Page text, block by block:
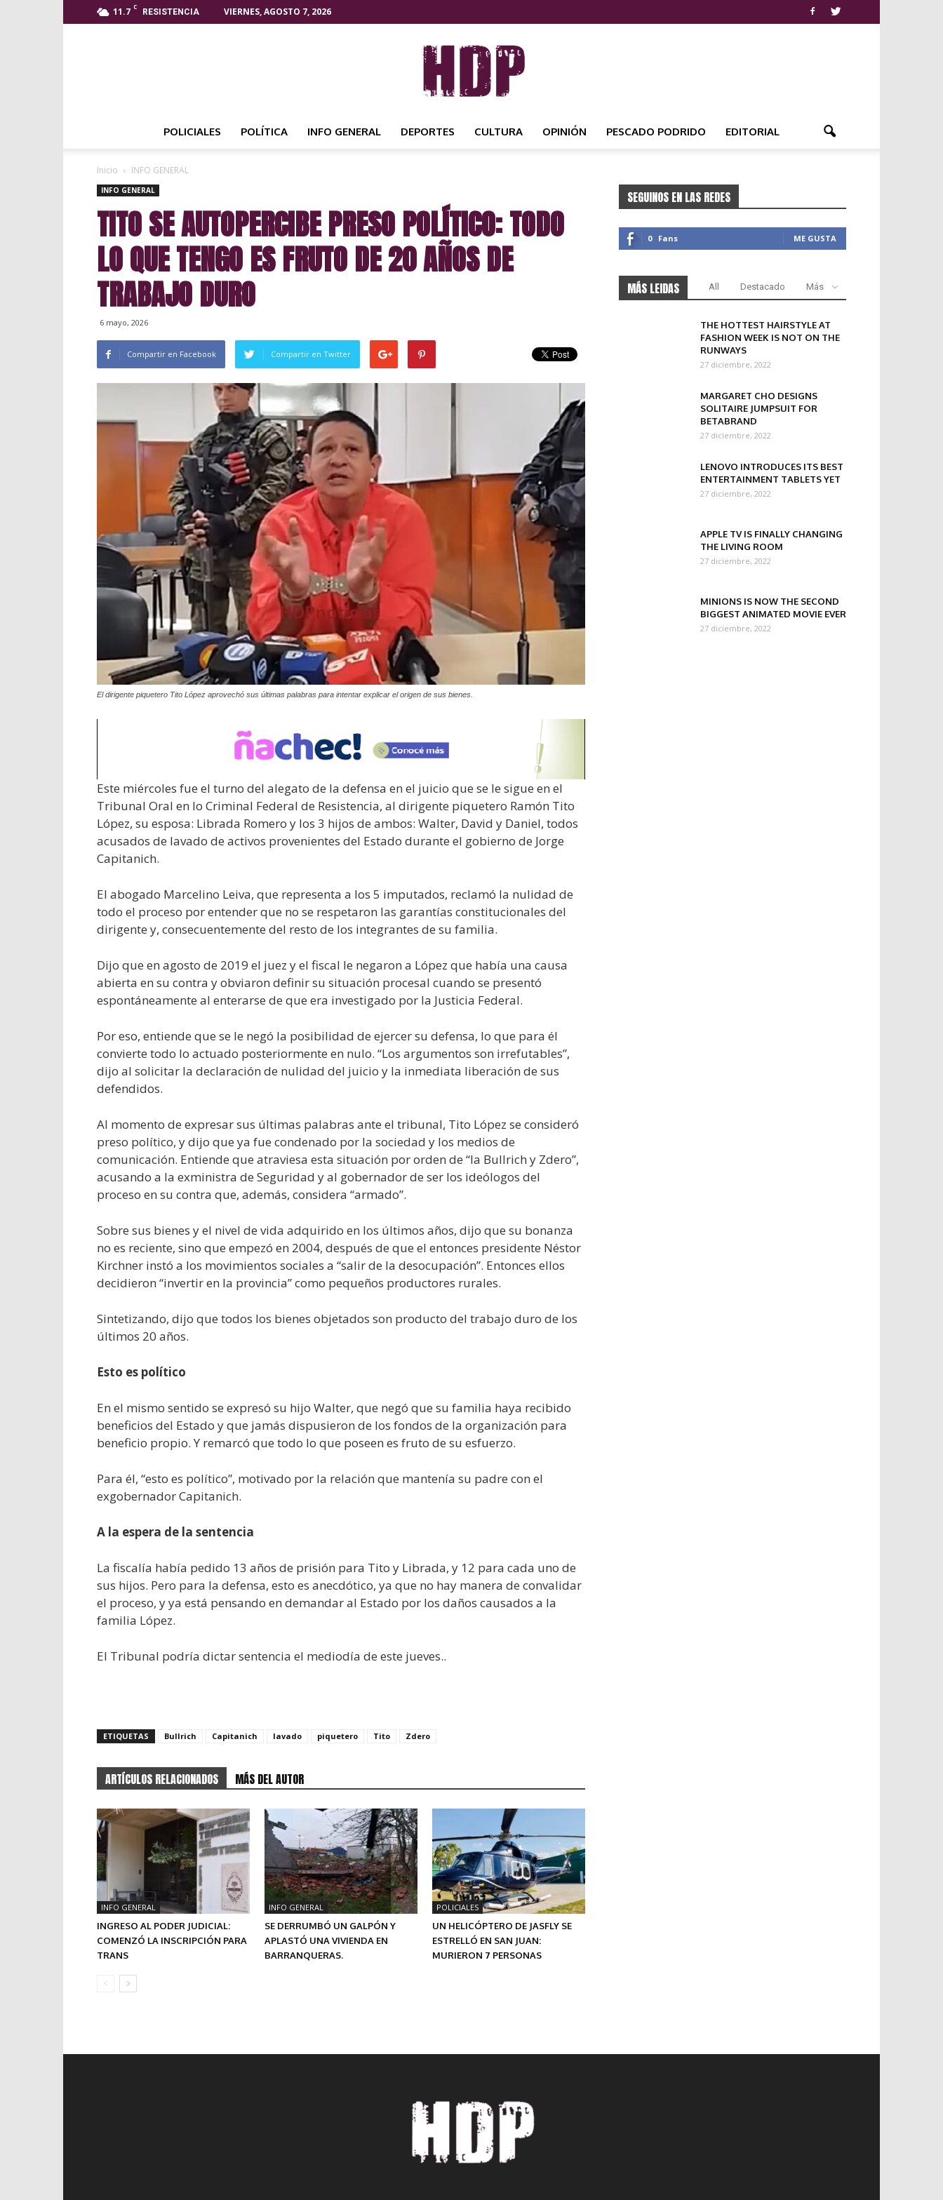
11.7 C
RESISTENCIA VIERNES, AGOSTO 7, 2026
NOTICIAS
POLICIALES POLÍTICA INFO GENERAL DEPORTES CULTURA OPINIÓN PESCADO PODRIDO EDITORIAL
Inicio INFO GENERAL
INFO GENERAL
TITO SE AUTOPERCIBE PRESO POLÍTICO: TODO
LO QUE TENGO ES FRUTO DE 20 AÑOS DE
TRABAJO DURO
6 mayo, 2026
Compartir en Facebook Compartir en Twitter
El dirigente piquetero Tito López aprovechó sus últimas palabras para intentar explicar el origen de sus bienes.
Este miércoles fue el turno del alegato de la defensa en el juicio que se le sigue en el
Tribunal Oral en lo Criminal Federal de Resistencia, al dirigente piquetero Ramón Tito
López, su esposa: Librada Romero y los 3 hijos de ambos: Walter, David y Daniel, todos
acusados de lavado de activos provenientes del Estado durante el gobierno de Jorge
Capitanich.
El abogado Marcelino Leiva, que representa a los 5 imputados, reclamó la nulidad de
todo el proceso por entender que no se respetaron las garantías constitucionales del
dirigente y, consecuentemente del resto de los integrantes de su familia.
Dijo que en agosto de 2019 el juez y el fiscal le negaron a López que había una causa
abierta en su contra y obviaron definir su situación procesal cuando se presentó
espontáneamente al enterarse de que era investigado por la Justicia Federal.
Por eso, entiende que se le negó la posibilidad de ejercer su defensa, lo que para él
convierte todo lo actuado posteriormente en nulo. “Los argumentos son irrefutables”,
dijo al solicitar la declaración de nulidad del juicio y la inmediata liberación de sus
defendidos.
Al momento de expresar sus últimas palabras ante el tribunal, Tito López se consideró
preso político, y dijo que ya fue condenado por la sociedad y los medios de
comunicación. Entiende que atraviesa esta situación por orden de “la Bullrich y Zdero”,
acusando a la exministra de Seguridad y al gobernador de ser los ideólogos del
proceso en su contra que, además, considera “armado”.
Sobre sus bienes y el nivel de vida adquirido en los últimos años, dijo que su bonanza
no es reciente, sino que empezó en 2004, después de que el entonces presidente Néstor
Kirchner instó a los movimientos sociales a “salir de la desocupación”. Entonces ellos
decidieron “invertir en la provincia” como pequeños productores rurales.
Sintetizando, dijo que todos los bienes objetados son producto del trabajo duro de los
últimos 20 años.
Esto es político
En el mismo sentido se expresó su hijo Walter, que negó que su familia haya recibido
beneficios del Estado y que jamás dispusieron de los fondos de la organización para
beneficio propio. Y remarcó que todo lo que poseen es fruto de su esfuerzo.
Para él, “esto es político”, motivado por la relación que mantenía su padre con el
exgobernador Capitanich.
A la espera de la sentencia
La fiscalía había pedido 13 años de prisión para Tito y Librada, y 12 para cada uno de
sus hijos. Pero para la defensa, esto es anecdótico, ya que no hay manera de convalidar
el proceso, y ya está pensando en demandar al Estado por los daños causados a la
familia López.
El Tribunal podría dictar sentencia el mediodía de este jueves..
ETIQUETAS Bullrich Capitanich lavado piquetero Tito Zdero
ARTÍCULOS RELACIONADOS MÁS DEL AUTOR
INFO GENERAL
INGRESO AL PODER JUDICIAL:
COMENZÓ LA INSCRIPCIÓN PARA
TRANS
INFO GENERAL
SE DERRUMBÓ UN GALPÓN Y
APLASTÓ UNA VIVIENDA EN
BARRANQUERAS.
POLICIALES
UN HELICÓPTERO DE JASFLY SE
ESTRELLÓ EN SAN JUAN:
MURIERON 7 PERSONAS
SEGUINOS EN LAS REDES
0 Fans ME GUSTA
MÁS LEIDAS All Destacado Más
THE HOTTEST HAIRSTYLE AT
FASHION WEEK IS NOT ON THE
RUNWAYS
27 diciembre, 2022
MARGARET CHO DESIGNS
SOLITAIRE JUMPSUIT FOR
BETABRAND
27 diciembre, 2022
LENOVO INTRODUCES ITS BEST
ENTERTAINMENT TABLETS YET
27 diciembre, 2022
APPLE TV IS FINALLY CHANGING
THE LIVING ROOM
27 diciembre, 2022
MINIONS IS NOW THE SECOND
BIGGEST ANIMATED MOVIE EVER
27 diciembre, 2022